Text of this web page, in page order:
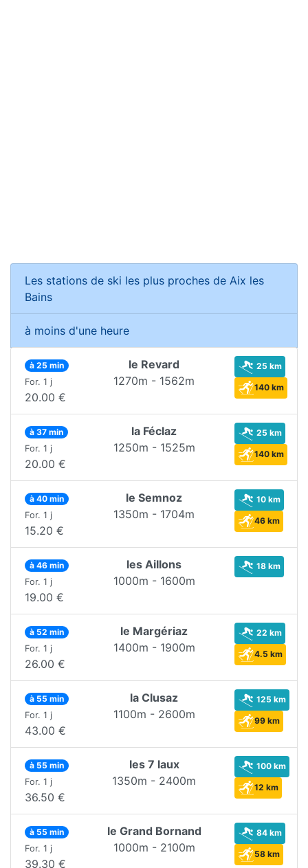
Les stations de ski les plus proches de Aix les
Bains
à moins d'une heure
à 25 min
For. 1 j
20.00 €
le Revard
1270m - 1562m
25 km
140 km
à 37 min
For. 1 j
20.00 €
la Féclaz
1250m - 1525m
25 km
140 km
à 40 min
For. 1 j
15.20 €
le Semnoz
1350m - 1704m
10 km
46 km
à 46 min
For. 1 j
19.00 €
les Aillons
1000m - 1600m
18 km
à 52 min
For. 1 j
26.00 €
le Margériaz
1400m - 1900m
22 km
4.5 km
à 55 min
For. 1 j
43.00 €
la Clusaz
1100m - 2600m
125 km
99 km
à 55 min
For. 1 j
36.50 €
les 7 laux
1350m - 2400m
100 km
12 km
à 55 min
For. 1 j
39.30 €
le Grand Bornand
1000m - 2100m
84 km
58 km